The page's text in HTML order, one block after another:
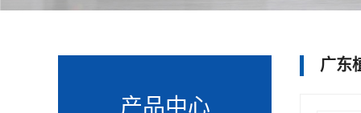
产品中心
广东